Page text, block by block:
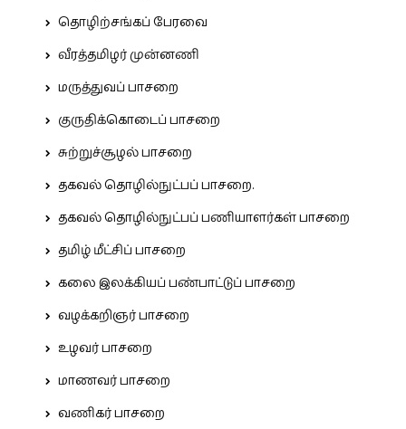
தொழிற்சங்கப் பேரவை
வீரத்தமிழர் முன்னணி
மருத்துவப் பாசறை
குருதிக்கொடைப் பாசறை
சுற்றுச்சூழல் பாசறை
தகவல் தொழில்நுட்பப் பாசறை.
தகவல் தொழில்நுட்பப் பணியாளர்கள் பாசறை
தமிழ் மீட்சிப் பாசறை
கலை இலக்கியப் பண்பாட்டுப் பாசறை
வழக்கறிஞர் பாசறை
உழவர் பாசறை
மாணவர் பாசறை
வணிகர் பாசறை